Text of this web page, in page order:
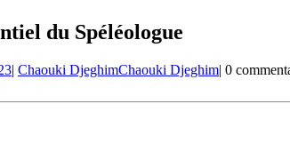
du Spéléologue
| Chaouki DjeghimChaouki Djeghim| 0